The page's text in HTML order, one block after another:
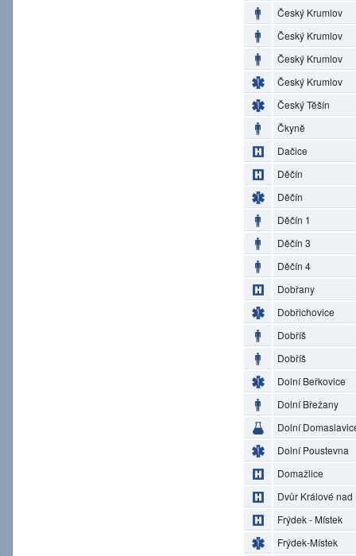
Český Krumlov
Český Krumlov
Český Krumlov
Český Krumlov
Český Těšín
Čkyně
Dačice
Děčín
Děčín
Děčín 1
Děčín 3
Děčín 4
Dobřany
Dobřichovice
Dobříš
Dobříš
Dolní Beřkovice
Dolní Břežany
Dolní
Dolní Poustevna
Domažlice
Dvůr Králové nad
Frýdek - Místek
Frýdek-Místek